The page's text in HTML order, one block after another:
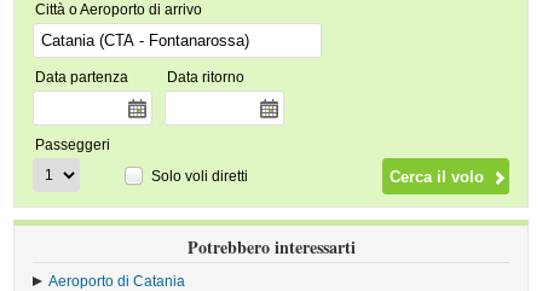
Città o Aeroporto di arrivo
Data partenza Data ritorno
Passeggeri
Solo voli diretti
Potrebbero interessarti
Aeroporto di Catania